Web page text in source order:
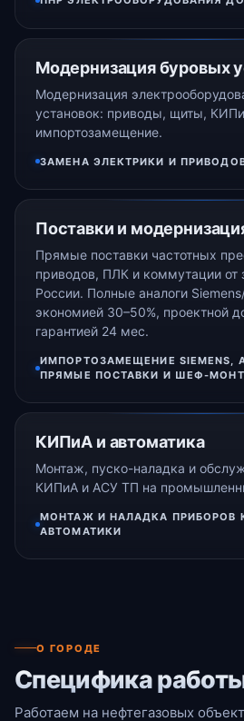
Модернизация буровых
Модернизация
установок: приводы, щиты,
импортозамещение.
ЗАМЕНА ЭЛЕКТРИКИ И
Поставки и
Прямые поставки частотных
приводов, ПЛК и коммутации от
России. Полные аналоги
экономией 30–50%, проектной
гарантией 24 мес.
ИМПОРТОЗАМЕЩЕНИЕ SIEMENS,
ПРЯМЫЕ ПОСТАВКИ И ШЕФ-
КИПиА и автоматика
Монтаж, пуско-наладка и
КИПиА и АСУ ТП на
МОНТАЖ И НАЛАДКА ПРИБОРОВ
АВТОМАТИКИ
О ГОРОДЕ
Специфика
Работаем на нефтегазовых